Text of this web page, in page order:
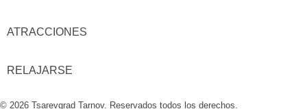
ATRACCIONES
RELAJARSE
© 2026 Tsarevgrad Tarnov. Reservados todos los derechos.